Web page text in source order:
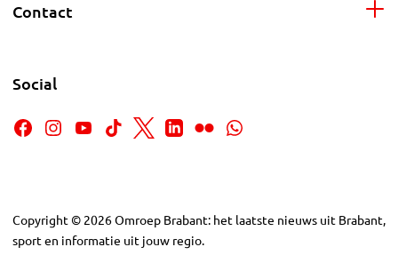
Contact
Social
Copyright © 2026Omroep Brabant: het laatste nieuws uit Brabant,
sport en informatie uit jouw regio.